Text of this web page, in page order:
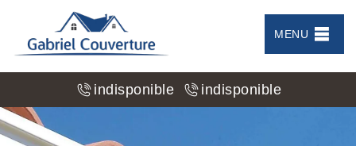
MENU
indisponible indisponible